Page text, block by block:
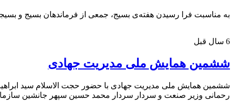
به مناسبت فرا رسیدن هفته‌ی بسیج، جمعی از فرماندهان بسیج و بسیجیان سراسر کشور، صبح امروز چهارشنبه ۶
6 سال قبل
ششمین همایش ملی مدیریت جهادی
ششمین همایش ملی مدیریت جهادی با حضور حجت الاسلام سید
رحمانی وزیر صنعت و سردار سردار محمد حسین سپهر جانشین سازمان بسیج مستضعفین شامگاه